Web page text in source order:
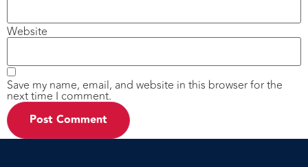
Website
Save my name, email, and website in this browser for the
next time I comment.